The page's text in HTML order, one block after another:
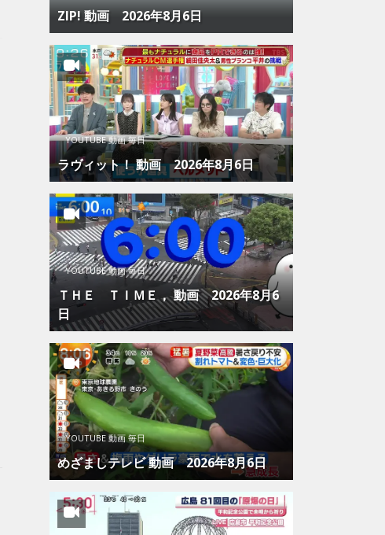
ZIP! 動画 2026年8月6日
YOUTUBE 動画 毎日
ラヴィット！ 動画 2026年8月6日
YOUTUBE 動画 毎日
ＴＨＥ ＴＩＭＥ， 動画 2026年8月6
日
YOUTUBE 動画 毎日
めざましテレビ 動画 2026年8月6日